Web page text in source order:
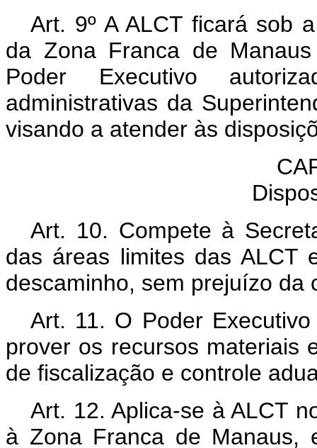
Art. 9º A ALCT ficará sob
da Zona Franca de
Poder Executivo
administrativas da
visando a atender às
Art. 10. Compete à
das áreas limites das ALCT
descaminho, sem prejuízo da
Art. 11. O Poder
prover os recursos materiais
de fiscalização e controle
Art. 12. Aplica-se à ALCT
à Zona Franca de Manaus,